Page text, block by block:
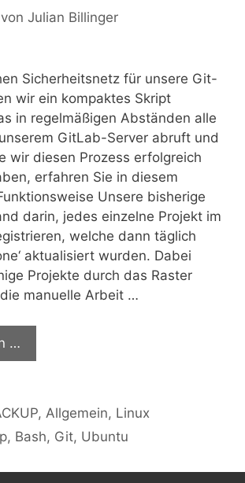
von Julian Billinger
Sicherheitsnetz für unsere Git-
wir ein kompaktes Skript
in regelmäßigen Abständen alle
GitLab-Server abruft und
wir diesen Prozess erfolgreich
erfahren Sie in diesem
Unsere bisherige
darin, jedes einzelne Projekt im
welche dann täglich
aktualisiert wurden. Dabei
Projekte durch das Raster
manuelle Arbeit …
…
, Allgemein, Linux
, Bash, Git, Ubuntu